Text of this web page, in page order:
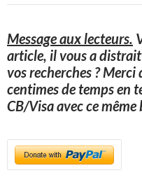
Message aux lecteurs.
article, il vous a
vos recherches ?
centimes de temps en
CB/Visa avec ce